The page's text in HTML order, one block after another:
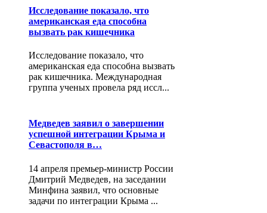
Исследование показало, что
американская еда способна
вызвать рак кишечника
Исследование показало, что
американская еда способна вызвать
рак кишечника. Международная
группа ученых провела ряд иссл...
Медведев заявил о завершении
успешной интеграции Крыма и
Севастополя в…
14 апреля премьер-министр России
Дмитрий Медведев, на заседании
Минфина заявил, что основные
задачи по интеграции Крыма ...